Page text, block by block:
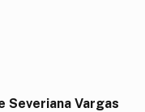
Severiana Vargas